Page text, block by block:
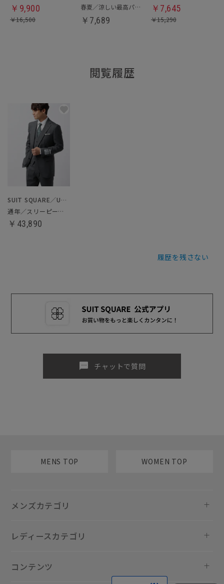
￥ 9,900
￥16,500
春夏／涼しい最高パンツ
￥ 7,689
￥ 7,645
￥15,290
閲覧履歴
SUIT SQUARE／UNIVERSAL LANGUAGE
通年／スリーピーススーツ／フォーマル兼用
￥43,890
履歴を残さない
sms チャットで質問
MENS TOP WOMEN TOP
メンズカテゴリ
レディースカテゴリ
コンテンツ